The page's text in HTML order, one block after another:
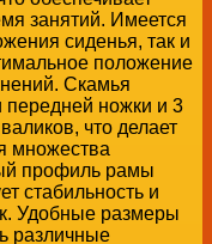
занятий. Имеется
сиденья, так и
положение
Скамья
передней ножки и 3
что делает
множества
профиль рамы
стабильность и
Удобные размеры
различные